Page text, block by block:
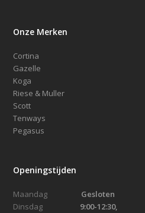
Onze Merken
Cortina
Gazelle
Koga
Riese & Muller
Scott
Tenways
Pegasus
Openingstijden
Maandag Gesloten
Dinsdag 9:00-12:30,